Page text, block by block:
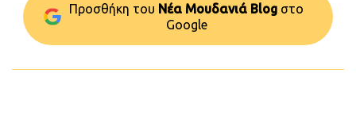
Προσθήκη του Νέα Μουδανιά Blog στo
Google